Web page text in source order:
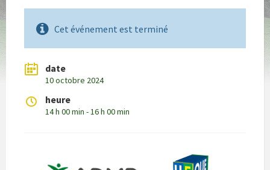
Cet événement est terminé
date
10 octobre 2024
heure
14 h 00 min - 16 h 00 min